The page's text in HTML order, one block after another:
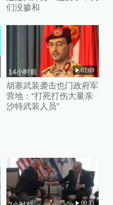
们没掺和
14小时前 01:09
胡塞武装袭击也门政府军
营地：“打死打伤大量亲
沙特武装人员”
00:33